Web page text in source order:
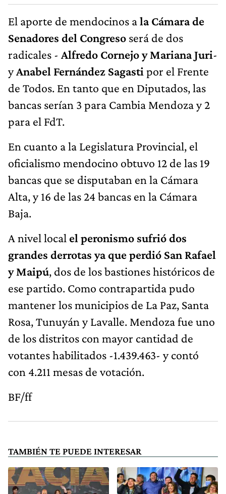
El aporte de mendocinos ala Cámara de
Senadores del Congreso será de dos
radicales - Alfredo Cornejo y Mariana Juri-
yAnabel Fernández Sagasti por el Frente
de Todos. En tanto que en Diputados, las
bancas serían 3 para Cambia Mendoza y 2
para el FdT.
En cuanto a la Legislatura Provincial, el
oficialismo mendocino obtuvo 12 de las 19
bancas que se disputaban en la Cámara
Alta, y 16 de las 24 bancas en la Cámara
Baja.
A nivel local el peronismo sufrió dos
grandes derrotas ya que perdió San Rafael
y Maipú, dos de los bastiones históricos de
ese partido. Como contrapartida pudo
mantener los municipios de La Paz, Santa
Rosa, Tunuyán y Lavalle. Mendoza fue uno
de los distritos con mayor cantidad de
votantes habilitados -1.439.463- y contó
con 4.211 mesas de votación.
BF/ff
TAMBIÉN TE PUEDE INTERESAR